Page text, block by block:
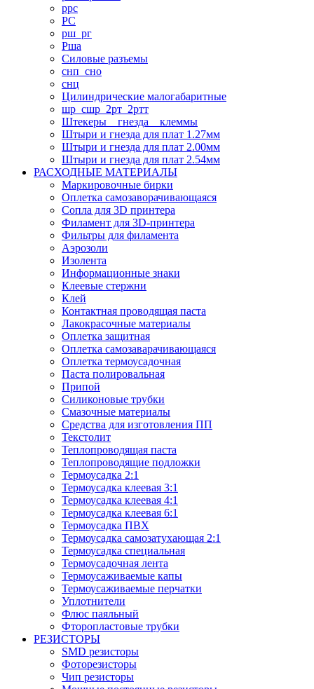
ррс
РС
рш_рг
Рша
Силовые разъемы
снп_сно
снц
Цилиндрические малогабаритные
шр_сшр_2рт_2ртт
Штекеры _ гнезда _ клеммы
Штыри и гнезда для плат 1.27мм
Штыри и гнезда для плат 2.00мм
Штыри и гнезда для плат 2.54мм
РАСХОДНЫЕ МАТЕРИАЛЫ
Маркировочные бирки
Оплетка самозаворачивающаяся
Сопла для 3D принтера
Филамент для 3D-принтера
Фильтры для филамента
Аэрозоли
Изолента
Информационные знаки
Клеевые стержни
Клей
Контактная проводящая паста
Лакокрасочные материалы
Оплетка защитная
Оплетка самозаварачивающаяся
Оплетка термоусадочная
Паста полировальная
Припой
Силиконовые трубки
Смазочные материалы
Средства для изготовления ПП
Текстолит
Теплопроводящая паста
Теплопроводящие подложки
Термоусадка 2:1
Термоусадка клеевая 3:1
Термоусадка клеевая 4:1
Термоусадка клеевая 6:1
Термоусадка ПВХ
Термоусадка самозатухающая 2:1
Термоусадка специальная
Термоусадочная лента
Термоусаживаемые капы
Термоусаживаемые перчатки
Уплотнители
Флюс паяльный
Фторопластовые трубки
РЕЗИСТОРЫ
SMD резисторы
Фоторезисторы
Чип резисторы